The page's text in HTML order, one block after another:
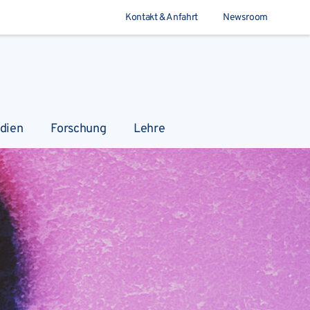
Kontakt & Anfahrt Newsroom
Forschung Lehre